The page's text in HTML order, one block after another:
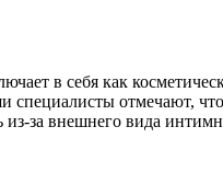
в себя как
отмечают,
за внешнего вида